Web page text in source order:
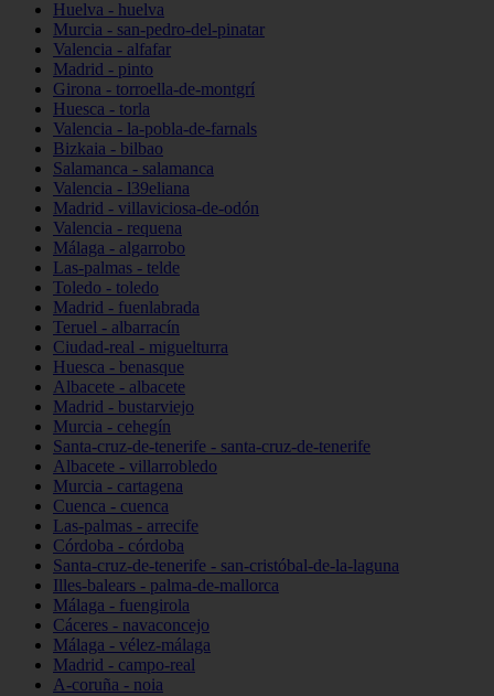
Huelva - huelva
Murcia - san-pedro-del-pinatar
Valencia - alfafar
Madrid - pinto
Girona - torroella-de-montgrí
Huesca - torla
Valencia - la-pobla-de-farnals
Bizkaia - bilbao
Salamanca - salamanca
Valencia - l39eliana
Madrid - villaviciosa-de-odón
Valencia - requena
Málaga - algarrobo
Las-palmas - telde
Toledo - toledo
Madrid - fuenlabrada
Teruel - albarracín
Ciudad-real - miguelturra
Huesca - benasque
Albacete - albacete
Madrid - bustarviejo
Murcia - cehegín
Santa-cruz-de-tenerife - santa-cruz-de-tenerife
Albacete - villarrobledo
Murcia - cartagena
Cuenca - cuenca
Las-palmas - arrecife
Córdoba - córdoba
Santa-cruz-de-tenerife - san-cristóbal-de-la-laguna
Illes-balears - palma-de-mallorca
Málaga - fuengirola
Cáceres - navaconcejo
Málaga - vélez-málaga
Madrid - campo-real
A-coruña - noia